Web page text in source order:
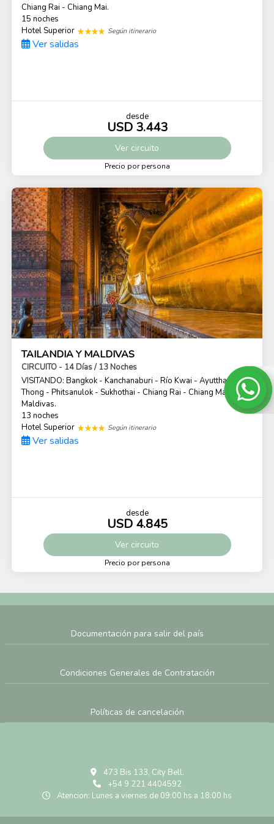
Chiang Rai - Chiang Mai.
15 noches
Hotel Superior
Según itinerario
Ver salidas
desde
USD 3.443
Ver circuito
Precio por persona
TAILANDIA Y MALDIVAS
CIRCUITO - 14 Días / 13 Noches
VISITANDO: Bangkok - Kanchanaburi - Río Kwai - Ayutthaya - Ang
Thong - Phitsanulok - Sukhothai - Chiang Rai - Chiang Mai -
Maldivas.
13 noches
Hotel Superior
Según itinerario
Ver salidas
desde
USD 4.845
Ver circuito
Precio por persona
Documentación para salir del país
Condiciones Generales de Contratación
Políticas de cancelación
473 Bis 133, City Bell.
+54 9 221 4404592
Atencion: Lunes a viernes de 09:00 hs a 18:00 hs